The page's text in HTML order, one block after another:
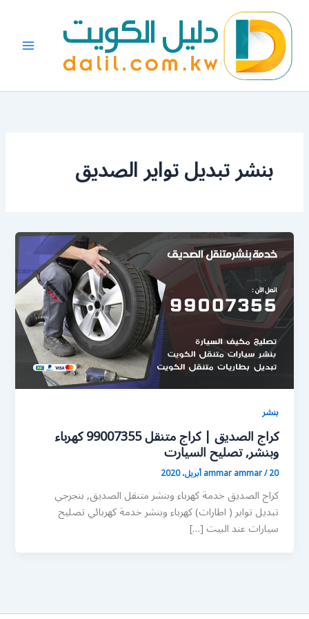
المحتوى
بنشر تبديل تواير الصديق
بنشر
كراج الصديق | كراج متنقل 99007355 كهرباء
وبنشر, تصليح السيارت
ammar ammar/20 أبريل، 2020
كراج الصديق خدمة كهرباء وبنشر متنقل الصديق, بنجرجي
تبديل تواير ( اطارات) كهرباء وبنشر خدمة كهربائي تصليح
سيارات عند البيت […]